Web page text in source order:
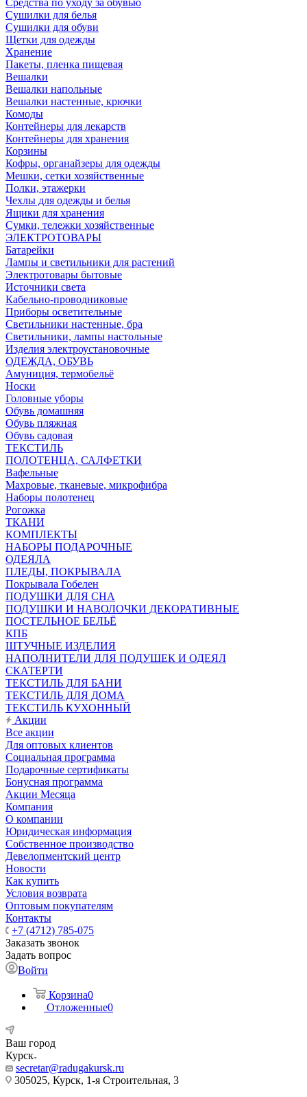
Средства по уходу за обувью
Сушилки для белья
Сушилки для обуви
Щетки для одежды
Хранение
Пакеты, пленка пищевая
Вешалки
Вешалки напольные
Вешалки настенные, крючки
Комоды
Контейнеры для лекарств
Контейнеры для хранения
Корзины
Кофры, органайзеры для одежды
Мешки, сетки хозяйственные
Полки, этажерки
Чехлы для одежды и белья
Ящики для хранения
Сумки, тележки хозяйственные
ЭЛЕКТРОТОВАРЫ
Батарейки
Лампы и светильники для растений
Электротовары бытовые
Источники света
Кабельно-проводниковые
Приборы осветительные
Светильники настенные, бра
Светильники, лампы настольные
Изделия электроустановочные
ОДЕЖДА, ОБУВЬ
Амуниция, термобельё
Носки
Головные уборы
Обувь домашняя
Обувь пляжная
Обувь садовая
ТЕКСТИЛЬ
ПОЛОТЕНЦА, САЛФЕТКИ
Вафельные
Махровые, тканевые, микрофибра
Наборы полотенец
Рогожка
ТКАНИ
КОМПЛЕКТЫ
НАБОРЫ ПОДАРОЧНЫЕ
ОДЕЯЛА
ПЛЕДЫ, ПОКРЫВАЛА
Покрывала Гобелен
ПОДУШКИ ДЛЯ СНА
ПОДУШКИ И НАВОЛОЧКИ ДЕКОРАТИВНЫЕ
ПОСТЕЛЬНОЕ БЕЛЬЁ
КПБ
ШТУЧНЫЕ ИЗДЕЛИЯ
НАПОЛНИТЕЛИ ДЛЯ ПОДУШЕК И ОДЕЯЛ
СКАТЕРТИ
ТЕКСТИЛЬ ДЛЯ БАНИ
ТЕКСТИЛЬ ДЛЯ ДОМА
ТЕКСТИЛЬ КУХОННЫЙ
Акции
Все акции
Для оптовых клиентов
Социальная программа
Подарочные сертификаты
Бонусная программа
Акции Месяца
Компания
О компании
Юридическая информация
Собственное производство
Девелопментский центр
Новости
Как купить
Условия возврата
Оптовым покупателям
Контакты
+7 (4712) 785-075
Заказать звонок
Задать вопрос
Войти
Корзина0
Отложенные0
Ваш город
Курск
secretar@radugakursk.ru
305025, Курск, 1-я Строительная, 3